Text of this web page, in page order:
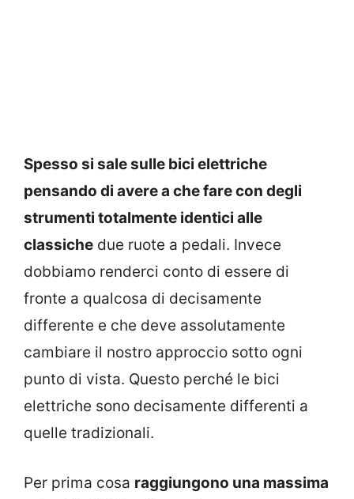
Spesso si sale sulle bici elettriche
pensando di avere a che fare con degli
strumenti totalmente identici alle
classiche due ruote a pedali. Invece
dobbiamo renderci conto di essere di
fronte a qualcosa di decisamente
differente e che deve assolutamente
cambiare il nostro approccio sotto ogni
punto di vista. Questo perché le bici
elettriche sono decisamente differenti a
quelle tradizionali.
Per prima cosa raggiungono una massima